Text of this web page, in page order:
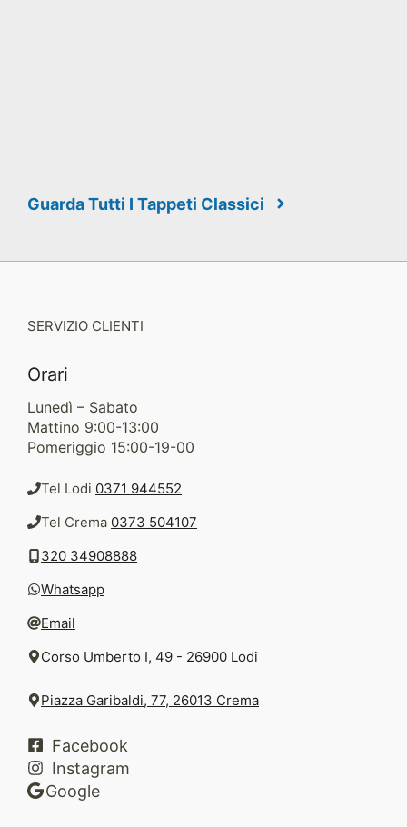
Guarda Tutti I Tappeti Classici
SERVIZIO CLIENTI
Orari
Lunedì – Sabato
Mattino 9:00-13:00
Pomeriggio 15:00-19-00
Tel Lodi 0371 944552
Tel Crema 0373 504107
320 34908888
Whatsapp
Email
Corso Umberto I, 49 - 26900 Lodi
Piazza Garibaldi, 77, 26013 Crema
Facebook
Instagram
Google